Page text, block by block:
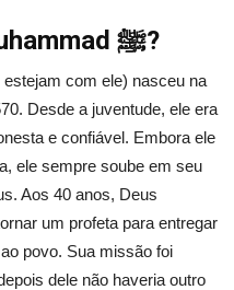
Quem é o Profeta Muhammad ﷺ?
com ele) nasceu na
Desde a juventude, ele era
e confiável. Embora ele
ele sempre soube em seu
Aos 40 anos, Deus
povo. Sua missão foi
dele não haveria outro